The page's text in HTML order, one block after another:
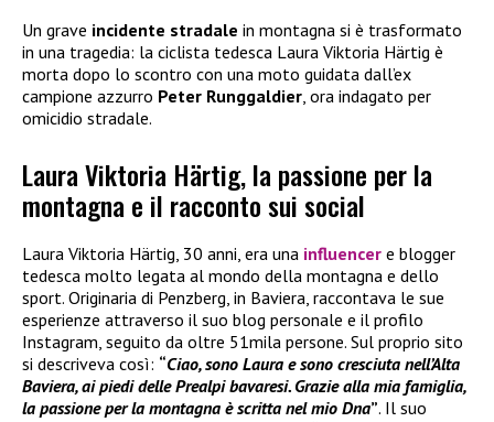
Un grave incidente stradale in montagna si è trasformato
in una tragedia: la ciclista tedesca Laura Viktoria Härtig è
morta dopo lo scontro con una moto guidata dall’ex
campione azzurro Peter Runggaldier, ora indagato per
omicidio stradale.
Laura Viktoria Härtig, la passione per la
montagna e il racconto sui social
Laura Viktoria Härtig, 30 anni, era una influencer e blogger
tedesca molto legata al mondo della montagna e dello
sport. Originaria di Penzberg, in Baviera, raccontava le sue
esperienze attraverso il suo blog personale e il profilo
Instagram, seguito da oltre 51mila persone. Sul proprio sito
si descriveva così: “Ciao, sono Laura e sono cresciuta nell’Alta
Baviera, ai piedi delle Prealpi bavaresi. Grazie alla mia famiglia,
la passione per la montagna è scritta nel mio Dna”. Il suo